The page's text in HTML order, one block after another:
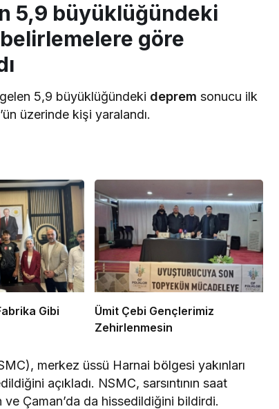
5,9 büyüklüğündeki
göre
5,9 büyüklüğündeki deprem sonucu ilk
üzerinde kişi yaralandı.
Fabrika Gibi
Ümit Çebi Gençlerimiz
Zehirlenmesin
merkez üssü Harnai bölgesi yakınları
açıkladı. NSMC, sarsıntının saat
Çaman’da da hissedildiğini bildirdi.